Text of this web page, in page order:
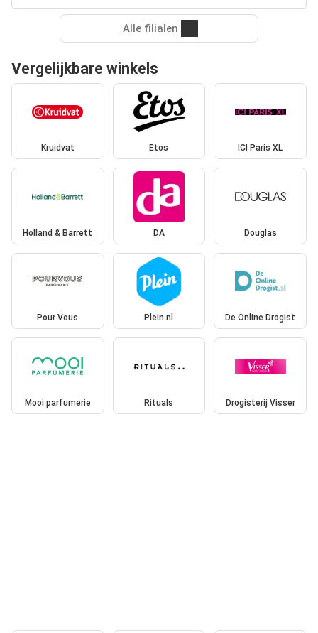
Alle filialen
Vergelijkbare winkels
Kruidvat Etos ICI Paris XL
Holland & Barrett DA Douglas
Pour Vous Plein.nl De Online Drogist
Mooi parfumerie Rituals Drogisterij Visser